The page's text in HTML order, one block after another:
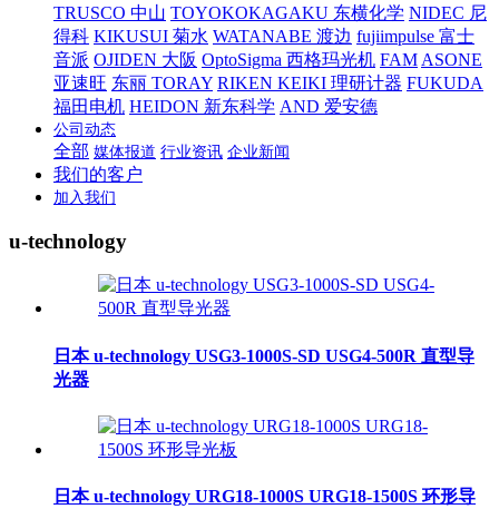
TRUSCO 中山 TOYOKOKAGAKU 东横化学 NIDEC 尼
得科 KIKUSUI 菊水 WATANABE 渡边 fujiimpulse 富士
音派 OJIDEN 大阪 OptoSigma 西格玛光机 FAM ASONE
亚速旺 东丽 TORAY RIKEN KEIKI 理研计器 FUKUDA
福田电机 HEIDON 新东科学 AND 爱安德
公司动态
全部 媒体报道 行业资讯 企业新闻
我们的客户
加入我们
u-technology
日本 u-technology USG3-1000S-SD USG4-500R 直型导
光器
日本 u-technology URG18-1000S URG18-1500S 环形导